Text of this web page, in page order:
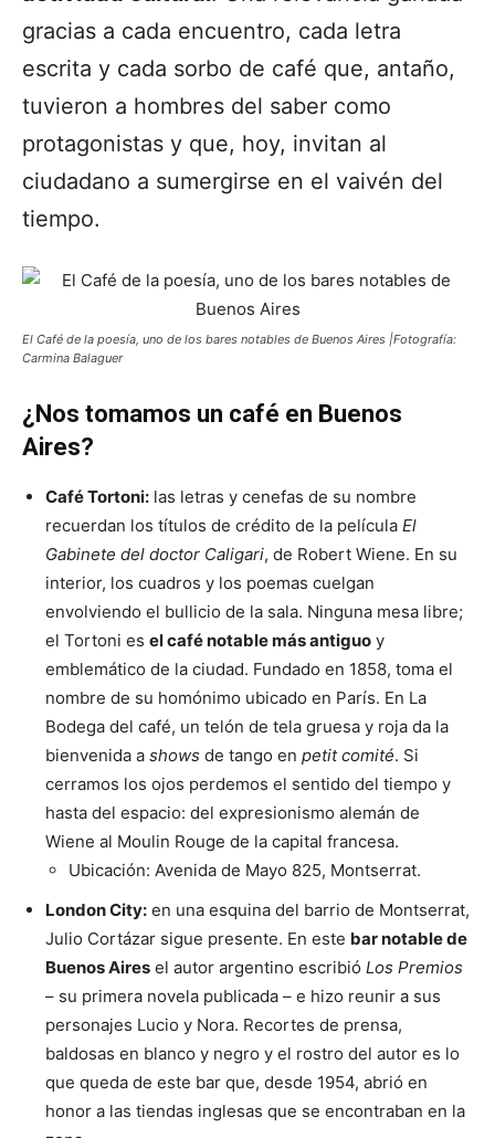
gracias a cada encuentro, cada letra
escrita y cada sorbo de café que, antaño,
tuvieron a hombres del saber como
protagonistas y que, hoy, invitan al
ciudadano a sumergirse en el vaivén del
tiempo.
El Café de la poesía, uno de los bares notables de Buenos Aires |Fotografía:
Carmina Balaguer
¿Nos tomamos un café en Buenos
Aires?
Café Tortoni: las letras y cenefas de su nombre
recuerdan los títulos de crédito de la película El
Gabinete del doctor Caligari, de Robert Wiene. En su
interior, los cuadros y los poemas cuelgan
envolviendo el bullicio de la sala. Ninguna mesa libre;
el Tortoni es el café notable más antiguo y
emblemático de la ciudad. Fundado en 1858, toma el
nombre de su homónimo ubicado en París. En La
Bodega del café, un telón de tela gruesa y roja da la
bienvenida a shows de tango en petit comité. Si
cerramos los ojos perdemos el sentido del tiempo y
hasta del espacio: del expresionismo alemán de
Wiene al Moulin Rouge de la capital francesa.
Ubicación: Avenida de Mayo 825, Montserrat.
London City: en una esquina del barrio de Montserrat,
Julio Cortázar sigue presente. En este bar notable de
Buenos Aires el autor argentino escribió Los Premios
– su primera novela publicada – e hizo reunir a sus
personajes Lucio y Nora. Recortes de prensa,
baldosas en blanco y negro y el rostro del autor es lo
que queda de este bar que, desde 1954, abrió en
honor a las tiendas inglesas que se encontraban en la